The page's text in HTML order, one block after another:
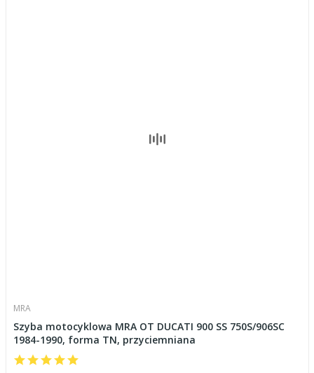
MRA
Szyba motocyklowa MRA OT DUCATI 900 SS 750S/906SC
1984-1990, forma TN, przyciemniana